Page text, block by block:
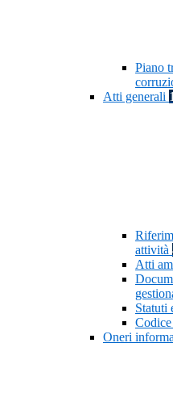
Piano
Atti generali
attività
Atti
Statuti
Oneri